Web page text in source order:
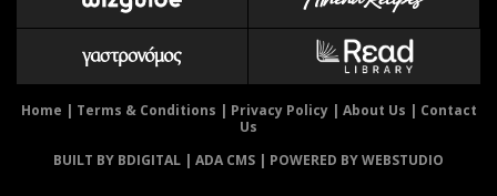
Home | Terms & Conditions | Privacy Policy| About Us | Contact
Us
BUILT BY BDIGITAL | ADA CMS | POWERED BY WEBSTUDIO